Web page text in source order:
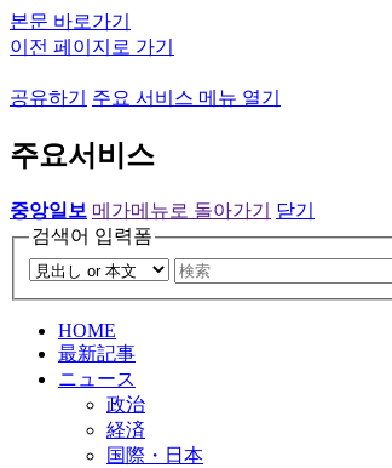
본문 바로가기
이전 페이지로 가기
공유하기 주요 서비스 메뉴 열기
주요서비스
중앙일보 메가메뉴로 돌아가기
닫기
검색어 입력폼
HOME
最新記事
ニュース
政治
経済
国際・日本